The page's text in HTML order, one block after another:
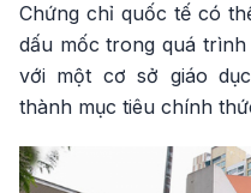
Chứng chỉ quốc tế có
dấu mốc trong quá
với một cơ sở giáo
thành mục tiêu chính